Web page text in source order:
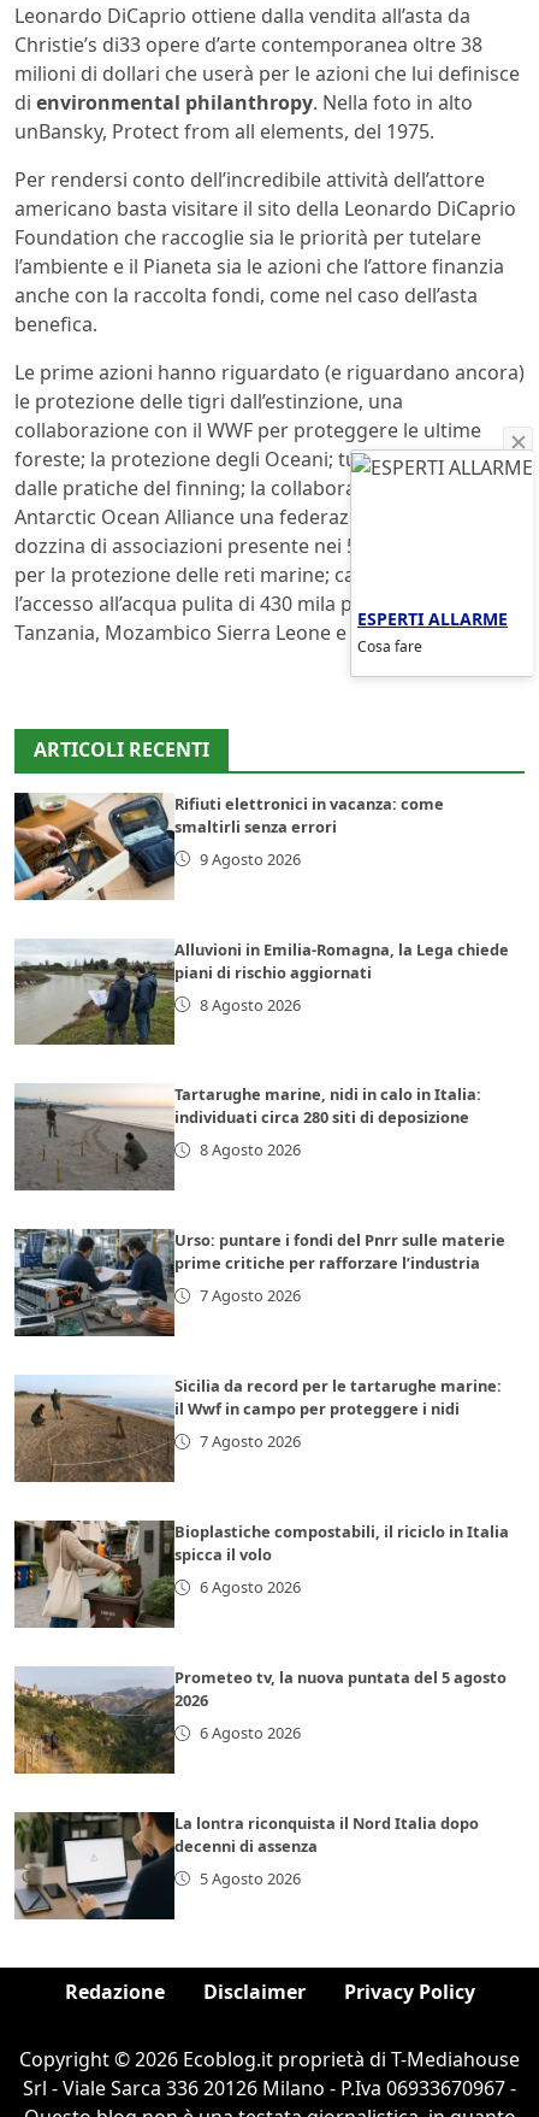
Leonardo DiCaprio ottiene dalla vendita all’asta da
Christie’s di33 opere d’arte contemporanea oltre 38
milioni di dollari che userà per le azioni che lui definisce
di environmental philanthropy. Nella foto in alto
unBansky, Protect from all elements, del 1975.
Per rendersi conto dell’incredibile attività dell’attore
americano basta visitare il sito della Leonardo DiCaprio
Foundation che raccoglie sia le priorità per tutelare
l’ambiente e il Pianeta sia le azioni che l’attore finanzia
anche con la raccolta fondi, come nel caso dell’asta
benefica.
Le prime azioni hanno riguardato (e riguardano ancora)
le protezione delle tigri dall’estinzione, una
collaborazione con il WWF per proteggere le ultime
foreste; la protezione degli Oceani; tutela degli squali
dalle pratiche del finning; la collaborazione con
Antarctic Ocean Alliance una federazione di una
dozzina di associazioni presente nei 5 continenti attiva
per la protezione delle reti marine; campagne per
l’accesso all’acqua pulita di 430 mila persone in
Tanzania, Mozambico Sierra Leone e Darfur.
ARTICOLI RECENTI
Rifiuti elettronici in vacanza: come
smaltirli senza errori
9 Agosto 2026
Alluvioni in Emilia-Romagna, la Lega chiede
piani di rischio aggiornati
8 Agosto 2026
Tartarughe marine, nidi in calo in Italia:
individuati circa 280 siti di deposizione
8 Agosto 2026
Urso: puntare i fondi del Pnrr sulle materie
prime critiche per rafforzare l’industria
7 Agosto 2026
Sicilia da record per le tartarughe marine:
il Wwf in campo per proteggere i nidi
7 Agosto 2026
Bioplastiche compostabili, il riciclo in Italia
spicca il volo
6 Agosto 2026
Prometeo tv, la nuova puntata del 5 agosto
2026
6 Agosto 2026
La lontra riconquista il Nord Italia dopo
decenni di assenza
5 Agosto 2026
Redazione Disclaimer Privacy Policy
Copyright © 2026 Ecoblog.it proprietà di T-Mediahouse
Srl - Viale Sarca 336 20126 Milano - P.Iva 06933670967 -
ESPERTI ALLARME
Cosa fare